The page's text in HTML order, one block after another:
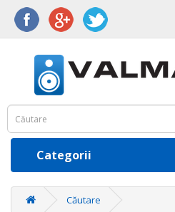
Categorii
Căutare